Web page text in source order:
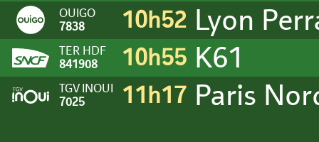
OUIGO
7838
10h52 Lyon
TER HDF
841908
10h55 K61
TGV INOUI
7025
11h17 Paris